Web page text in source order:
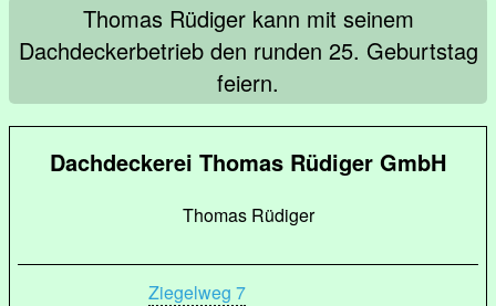
Thomas Rüdiger kann mit seinem
Dachdeckerbetrieb den runden 25. Geburtstag
feiern.
Dachdeckerei Thomas Rüdiger GmbH
Thomas Rüdiger
Ziegelweg 7